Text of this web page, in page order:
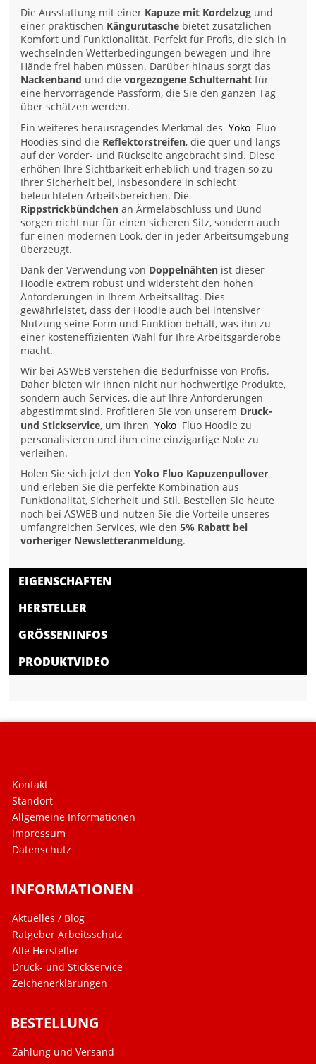
Die Ausstattung mit einer Kapuze mit Kordelzug und
einer praktischen Kängurutasche bietet zusätzlichen
Komfort und Funktionalität. Perfekt für Profis, die sich in
wechselnden Wetterbedingungen bewegen und ihre
Hände frei haben müssen. Darüber hinaus sorgt das
Nackenband und dievorgezogene Schulternaht für
eine hervorragende Passform, die Sie den ganzen Tag
über schätzen werden.
Ein weiteres herausragendes Merkmal des Yoko Fluo
Hoodies sind die Reflektorstreifen, die quer und längs
auf der Vorder- und Rückseite angebracht sind. Diese
erhöhen Ihre Sichtbarkeit erheblich und tragen so zu
Ihrer Sicherheit bei, insbesondere in schlecht
beleuchteten Arbeitsbereichen. Die
Rippstrickbündchen an Ärmelabschluss und Bund
sorgen nicht nur für einen sicheren Sitz, sondern auch
für einen modernen Look, der in jeder Arbeitsumgebung
überzeugt.
Dank der Verwendung von Doppelnähten ist dieser
Hoodie extrem robust und widersteht den hohen
Anforderungen in Ihrem Arbeitsalltag. Dies
gewährleistet, dass der Hoodie auch bei intensiver
Nutzung seine Form und Funktion behält, was ihn zu
einer kosteneffizienten Wahl für Ihre Arbeitsgarderobe
macht.
Wir bei ASWEB verstehen die Bedürfnisse von Profis.
Daher bieten wir Ihnen nicht nur hochwertige Produkte,
sondern auch Services, die auf Ihre Anforderungen
abgestimmt sind. Profitieren Sie von unserem Druck-
und Stickservice, um Ihren Yoko Fluo Hoodie zu
personalisieren und ihm eine einzigartige Note zu
verleihen.
Holen Sie sich jetzt denYoko Fluo Kapuzenpullover
und erleben Sie die perfekte Kombination aus
Funktionalität, Sicherheit und Stil. Bestellen Sie heute
noch bei ASWEB und nutzen Sie die Vorteile unseres
umfangreichen Services, wie den5% Rabatt bei
vorheriger Newsletteranmeldung.
EIGENSCHAFTEN
HERSTELLER
GRÖSSENINFOS
PRODUKTVIDEO
Kontakt
Standort
Allgemeine Informationen
Impressum
Datenschutz
INFORMATIONEN
Aktuelles / Blog
Ratgeber Arbeitsschutz
Alle Hersteller
Druck- und Stickservice
Zeichenerklärungen
BESTELLUNG
Zahlung und Versand